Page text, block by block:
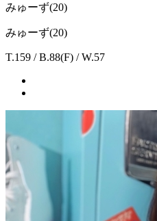
みゅーず(20)
みゅーず(20)
T.159 / B.88(F) / W.57